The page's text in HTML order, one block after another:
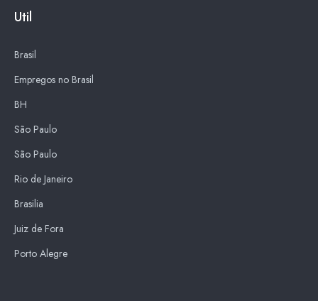
Util
Brasil
Empregos no Brasil
BH
São Paulo
São Paulo
Rio de Janeiro
Brasilia
Juiz de Fora
Porto Alegre